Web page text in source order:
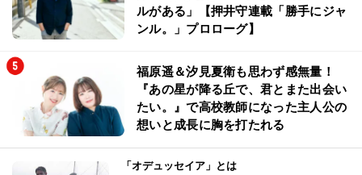
ルがある」【押井守連載「勝手にジャ
ンル。」プロローグ】
福原遥＆汐見夏衛も思わず感無量！
『あの星が降る丘で、君とまた出会い
たい。』で高校教師になった主人公の
想いと成長に胸を打たれる
「オデュッセイア」とは